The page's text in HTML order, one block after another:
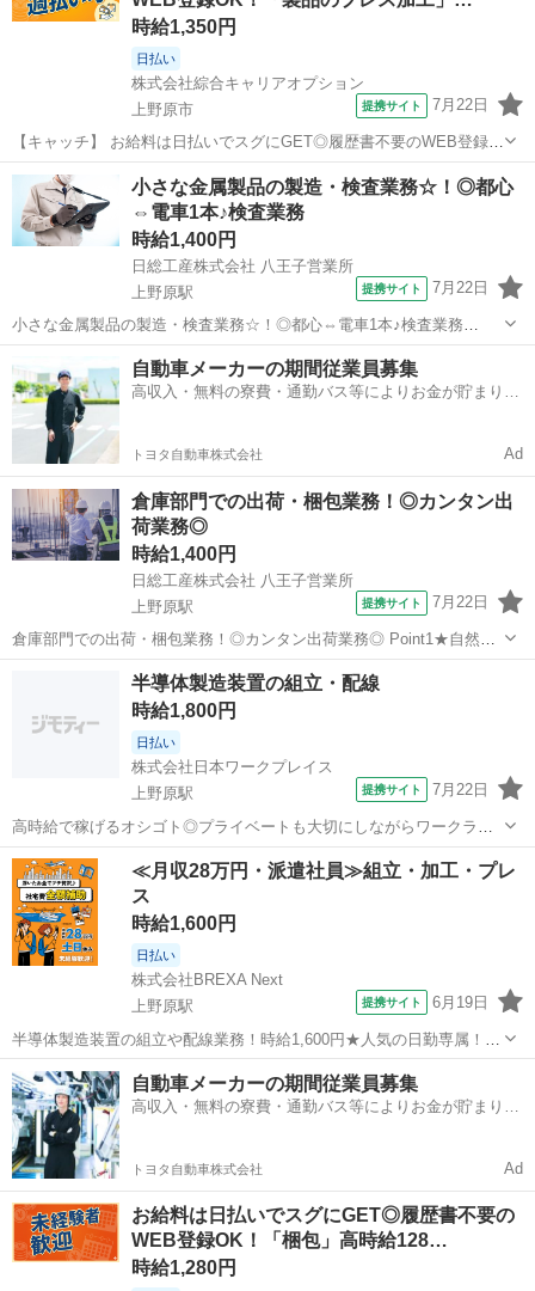
時給1,350円
日払い
株式会社綜合キャリアオプション
上野原市
提携サイト 7月22日
【キャッチ】 お給料は日払いでスグにGET◎履歴書不要のWEB登録
OK！「製品のプレス加工」高時給1350円！上野原周辺！20代～40代
のスタッフが多数活躍中★ 【コメント】 弊社なら事前の職場見学が多
数！お仕事安心スター...
山梨 上野原市 工場
小さな金属製品の製造・検査業務☆！◎都心
⇔電車1本♪検査業務
時給1,400円
日総工産株式会社 八王子営業所
上野原駅
提携サイト 7月22日
小さな金属製品の製造・検査業務☆！◎都心⇔電車1本♪検査業務
Point1★寮費無料！ Point2☆空調完備できれいな職場 Point3★重量物
はありません Point4☆20代から40代まで幅広い年代のスタッフ活躍中
...
上野原市 上野原駅 工場
自動車メーカーの期間従業員募集
高収入・無料の寮費・通勤バス等によりお金が貯まりや
トヨタ自動車株式会社 Ad
倉庫部門での出荷・梱包業務！◎カンタン出
荷業務◎
時給1,400円
日総工産株式会社 八王子営業所
上野原駅
提携サイト 7月22日
倉庫部門での出荷・梱包業務！◎カンタン出荷業務◎ Point1★自然あ
ふれる場所で働こう Point2☆カンタン業務 Point3★マイカー通勤もで
きます Point4☆未経験歓迎のお仕事 Point5★空調完備できれいな...
上野原市 上野原駅 生産管理
半導体製造装置の組立・配線
時給1,800円
日払い
株式会社日本ワークプレイス
上野原駅
提携サイト 7月22日
高時給で稼げるオシゴト◎プライベートも大切にしながらワークライ
フバランス充実♪ていねいにサポート！ 日本ワークプレイスとは！ 運
営管理の基本をしっかり行う「現場重視・現場主義」の人材派遣と職
業紹介を中心とした人材サービス企...
山梨 上野原市 上野原駅 仕分け
≪月収28万円・派遣社員≫組立・加工・プレ
ス
時給1,600円
日払い
株式会社BREXA Next
上野原駅
提携サイト 6月19日
半導体製造装置の組立や配線業務！時給1,600円★人気の日勤専属！ク
リーンルーム内作業◎20代・30代の男性活躍中！作業着無償貸与！嬉
しい日払い制度あり◎《山梨県上野原市》 人気の工場のお仕事 ◇半導
体製造装置の組立や配線...
山梨 上野原市 上野原駅 その他
自動車メーカーの期間従業員募集
高収入・無料の寮費・通勤バス等によりお金が貯まりや
トヨタ自動車株式会社 Ad
お給料は日払いでスグにGET◎履歴書不要の
WEB登録OK！「梱包」高時給128…
時給1,280円